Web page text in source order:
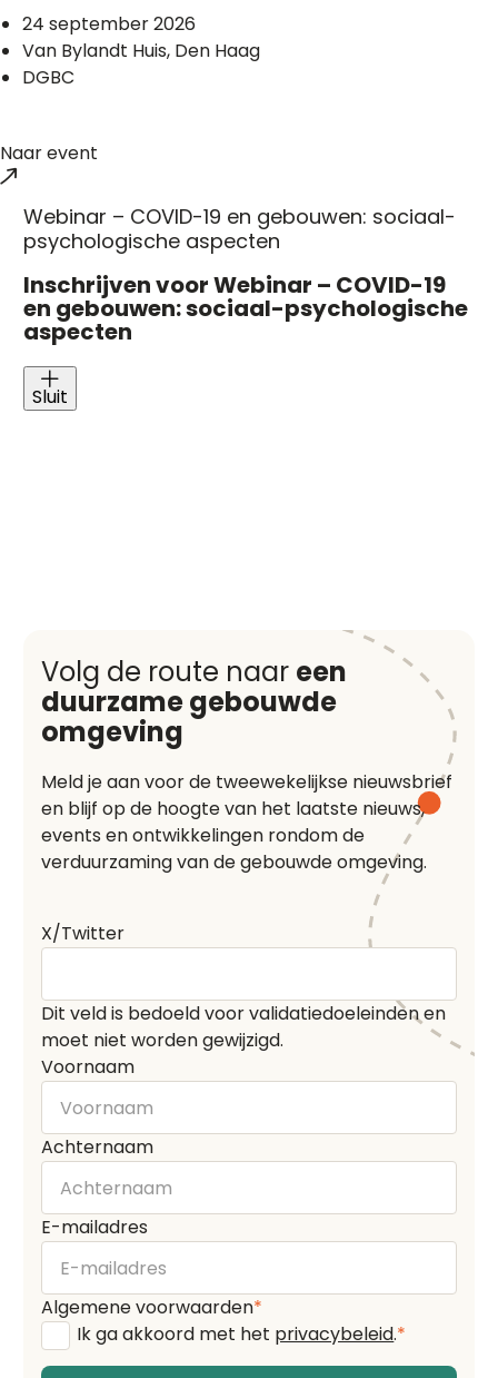
24 september 2026
Van Bylandt Huis, Den Haag
DGBC
Naar event
Webinar – COVID-19 en gebouwen: sociaal-
psychologische aspecten
Inschrijven voor Webinar – COVID-19
en gebouwen: sociaal-psychologische
aspecten
Sluit
Volg de route naar een
duurzame gebouwde
omgeving
Meld je aan voor de tweewekelijkse nieuwsbrief
en blijf op de hoogte van het laatste nieuws,
events en ontwikkelingen rondom de
verduurzaming van de gebouwde omgeving.
X/Twitter
Dit veld is bedoeld voor validatiedoeleinden en
moet niet worden gewijzigd.
Voornaam
Achternaam
E-mailadres
Algemene voorwaarden*
Ik ga akkoord met het privacybeleid.*